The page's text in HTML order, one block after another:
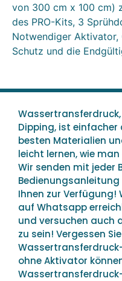
von 300 cm x 100 cm)
des PRO-Kits, 3
Notwendiger Aktivator,
Schutz und die
Dipping, ist
besten Materialien
leicht lernen, wie
Wir senden mit jeder
Ihnen zur Verfügung!
auf Whatsapp
und versuchen auch
zu sein! Vergessen
ohne Aktivator